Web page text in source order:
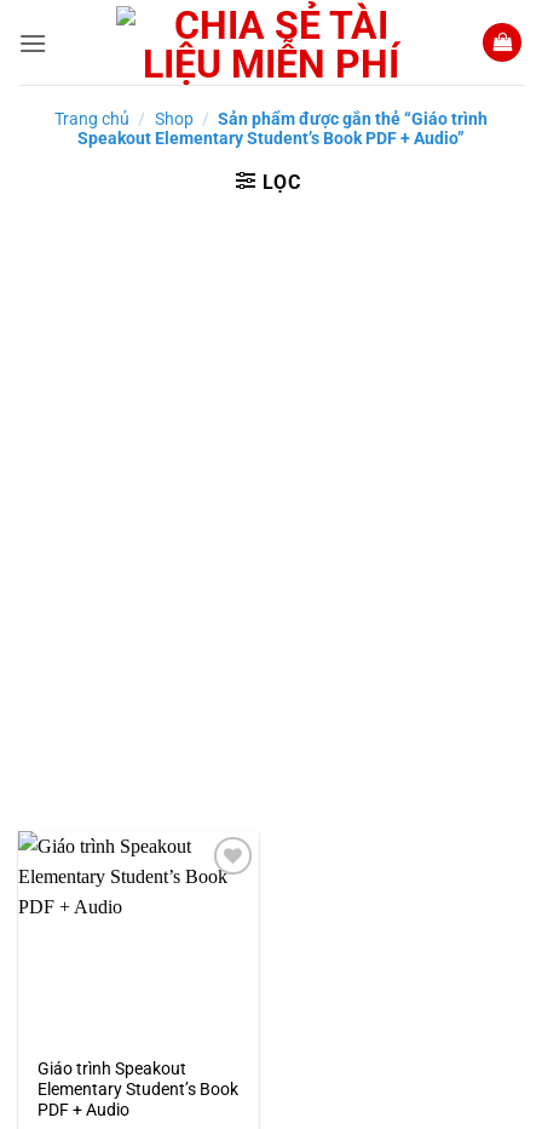
qua
Trang chủ / Shop / Sản phẩm được gắn thẻ “Giáo trình
Speakout Elementary Student’s Book PDF + Audio”
LỌC
Giáo trình Speakout
Elementary Student’s Book
PDF + Audio